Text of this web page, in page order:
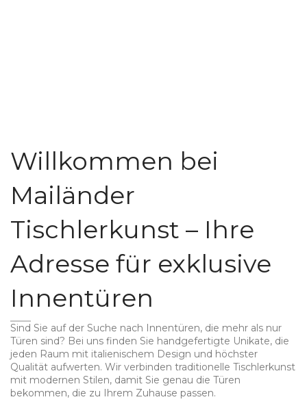
Willkommen bei
Mailänder
Tischlerkunst – Ihre
Adresse für exklusive
Innentüren
Sind Sie auf der Suche nach Innentüren, die mehr als nur
Türen sind? Bei uns finden Sie handgefertigte Unikate, die
jeden Raum mit italienischem Design und höchster
Qualität aufwerten. Wir verbinden traditionelle Tischlerkunst
mit modernen Stilen, damit Sie genau die Türen
bekommen, die zu Ihrem Zuhause passen.